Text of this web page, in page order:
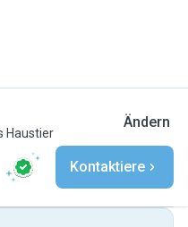
Haustier
Ändern
Kontaktiere